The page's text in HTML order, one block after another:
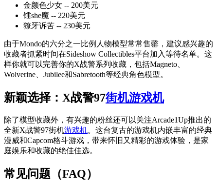
金颜色少女 -- 200美元
镭she魔 -- 220美元
獠牙诉苦 -- 230美元
由于Mondo的六分之一比例人物模型常常售罄，建议感兴趣的
收藏者抓紧时间在Sideshow Collectibles平台加入等待名单。这
样你就可以完善你的X战警系列收藏，包括Magneto、
Wolverine、Jubilee和Sabretooth等经典角色模型。
新颖选择：X战警97街机游戏机
除了模型收藏外，有兴趣的粉丝还可以关注Arcade1Up推出的
全新X战警97街机游戏机。这台复古的游戏机内嵌丰富的经典
漫威和Capcom格斗游戏，带来怀旧又精彩的游戏体验，是家
庭娱乐和收藏的绝佳佳选。
常见问题（FAQ）